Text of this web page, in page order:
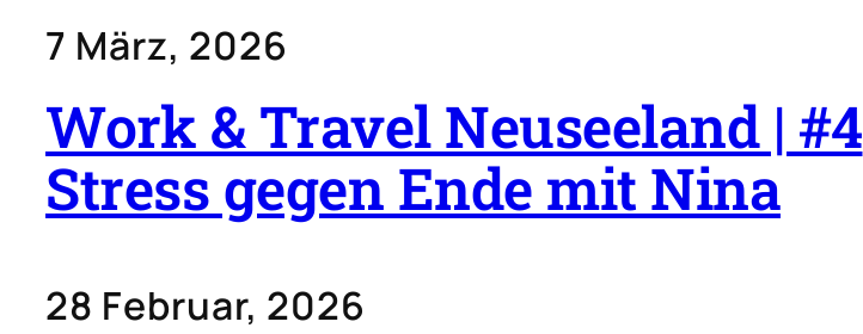
7 März, 2026
Work & Travel Neuseeland | #4
Stress gegen Ende mit Nina
28 Februar, 2026